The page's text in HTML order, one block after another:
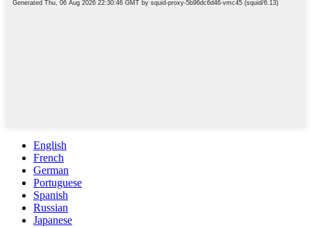
English
French
German
Portuguese
Spanish
Russian
Japanese